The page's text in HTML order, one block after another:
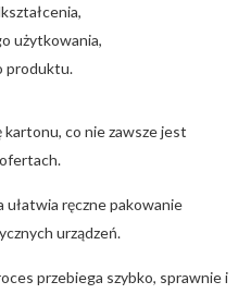
użytkowania,
produktu.
co nie zawsze jest
ręczne pakowanie
urządzeń.
przebiega szybko, sprawnie i